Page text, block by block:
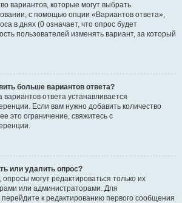
вариантов, которые могут выбрать
с помощью опции «Вариантов ответа»,
в днях (0 означает, что опрос будет
пользователей изменять вариант, за который
больше вариантов ответа?
вариантов ответа устанавливается
Если вам нужно добавить количество
это ограничение, свяжитесь с
или удалить опрос?
могут редактироваться только их
или администраторами. Для
к редактированию первого сообщения